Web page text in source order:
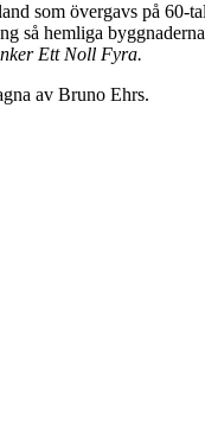
som övergavs på 60-
så hemliga
Ett Noll Fyra.
av Bruno Ehrs.